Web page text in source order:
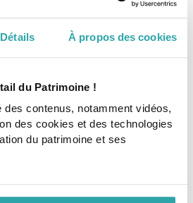
Détails À propos des cookies
du Patrimoine !
des contenus, notamment vidéos,
des cookies et des technologies
du patrimoine et ses